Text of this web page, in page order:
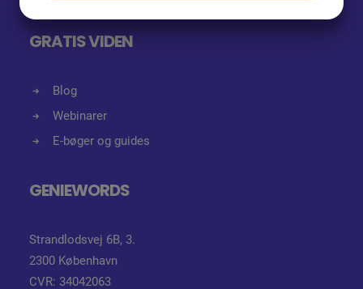
GRATIS VIDEN
Blog
Webinarer
E-bøger og guides
GENIEWORDS
Strandlodsvej 6B, 3.
2300 København
CVR: 34042063
MARKETING